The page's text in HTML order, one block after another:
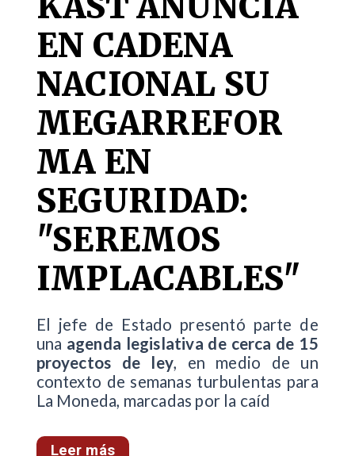
EN CADENA
NACIONAL SU
MEGARREFOR
MA EN
SEGURIDAD:
"SEREMOS
IMPLACABLES"
El jefe de Estado presentó parte de
una agenda legislativa de cerca de 15
proyectos de ley, en medio de un
contexto de semanas turbulentas para
La Moneda, marcadas por la caíd
Leer más